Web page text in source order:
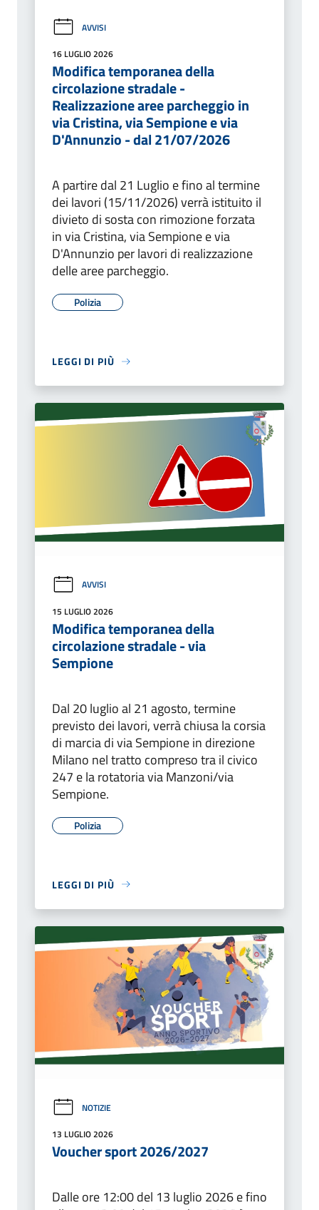
AVVISI
16 LUGLIO 2026
Modifica temporanea della
circolazione stradale -
Realizzazione aree parcheggio in
via Cristina, via Sempione e via
D'Annunzio - dal 21/07/2026
A partire dal 21 Luglio e fino al termine
dei lavori (15/11/2026) verrà istituito il
divieto di sosta con rimozione forzata
in via Cristina, via Sempione e via
D'Annunzio per lavori di realizzazione
delle aree parcheggio.
Polizia
LEGGI DI PIÙ
AVVISI
15 LUGLIO 2026
Modifica temporanea della
circolazione stradale - via
Sempione
Dal 20 luglio al 21 agosto, termine
previsto dei lavori, verrà chiusa la corsia
di marcia di via Sempione in direzione
Milano nel tratto compreso tra il civico
247 e la rotatoria via Manzoni/via
Sempione.
Polizia
LEGGI DI PIÙ
NOTIZIE
13 LUGLIO 2026
Voucher sport 2026/2027
Dalle ore 12:00 del 13 luglio 2026 e fino